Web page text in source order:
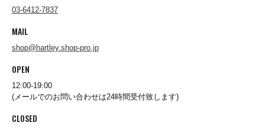
Redwood Classics
03-6412-7837
MAIL
shop@hartley.shop-pro.jp
OPEN
12:00-19:00
(メールでのお問い合わせは24時間受付致します)
CLOSED